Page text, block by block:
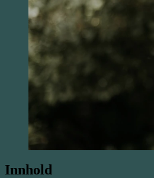
Innhold